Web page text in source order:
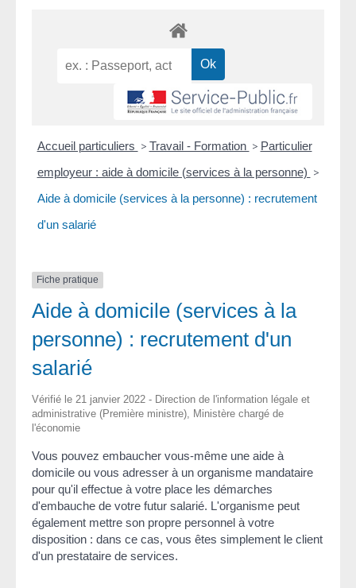
Accueil particuliers > Travail - Formation > Particulier
employeur : aide à domicile (services à la personne) >
Aide à domicile (services à la personne) : recrutement
d'un salarié
Fiche pratique
Aide à domicile (services à la
personne) : recrutement d'un
salarié
Vérifié le 21 janvier 2022 - Direction de l'information légale et
administrative (Première ministre), Ministère chargé de
l'économie
Vous pouvez embaucher vous-même une aide à
domicile ou vous adresser à un organisme mandataire
pour qu'il effectue à votre place les démarches
d'embauche de votre futur salarié. L'organisme peut
également mettre son propre personnel à votre
disposition : dans ce cas, vous êtes simplement le client
d'un prestataire de services.